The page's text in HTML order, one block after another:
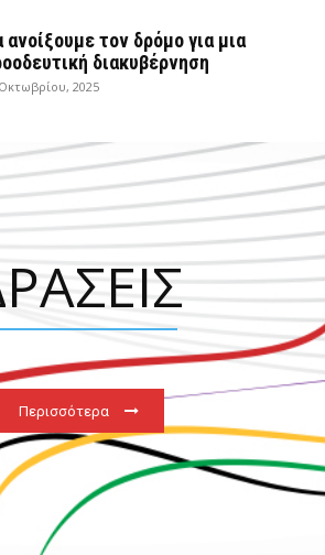
ανοίξουμε τον δρόμο για μια
διακυβέρνηση
2025
Περισσότερα